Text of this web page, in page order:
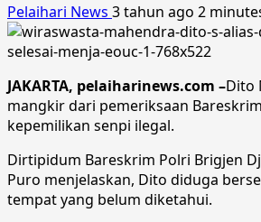
Pelaihari News 3 tahun ago 2
JAKARTA, pelaiharinews.com –Dito
mangkir dari pemeriksaan
kepemilikan senpi ilegal.
Dirtipidum Bareskrim Polri Brigjen
Puro menjelaskan, Dito diduga
tempat yang belum diketahui.